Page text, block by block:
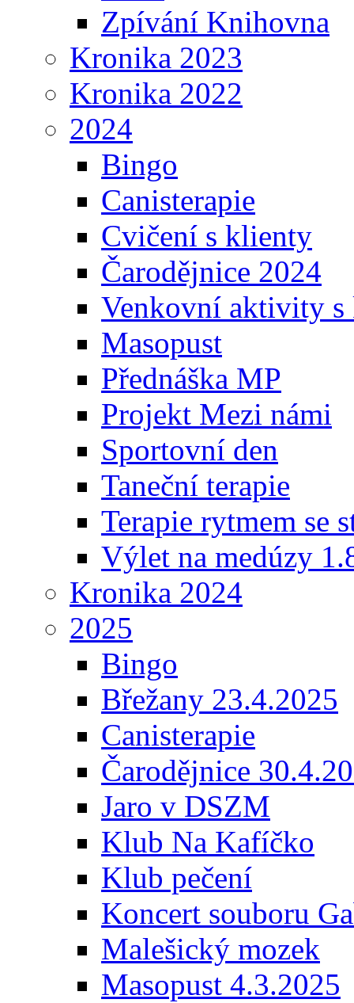
Zpívání Knihovna
Kronika 2023
Kronika 2022
2024
Bingo
Canisterapie
Cvičení s klienty
Čarodějnice 2024
Venkovní aktivity
Masopust
Přednáška MP
Projekt Mezi námi
Sportovní den
Taneční terapie
Terapie rytmem se
Výlet na medúzy
Kronika 2024
2025
Bingo
Břežany 23.4.2025
Canisterapie
Čarodějnice
Jaro v DSZM
Klub Na Kafíčko
Klub pečení
Koncert souboru
Malešický mozek
Masopust 4.3.2025